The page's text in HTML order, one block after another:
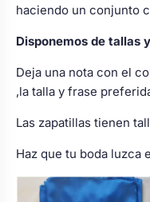
haciendo un conjunto
Disponemos de tallas
Deja una nota con el
,la talla y frase
Las zapatillas tienen
Haz que tu boda luzca